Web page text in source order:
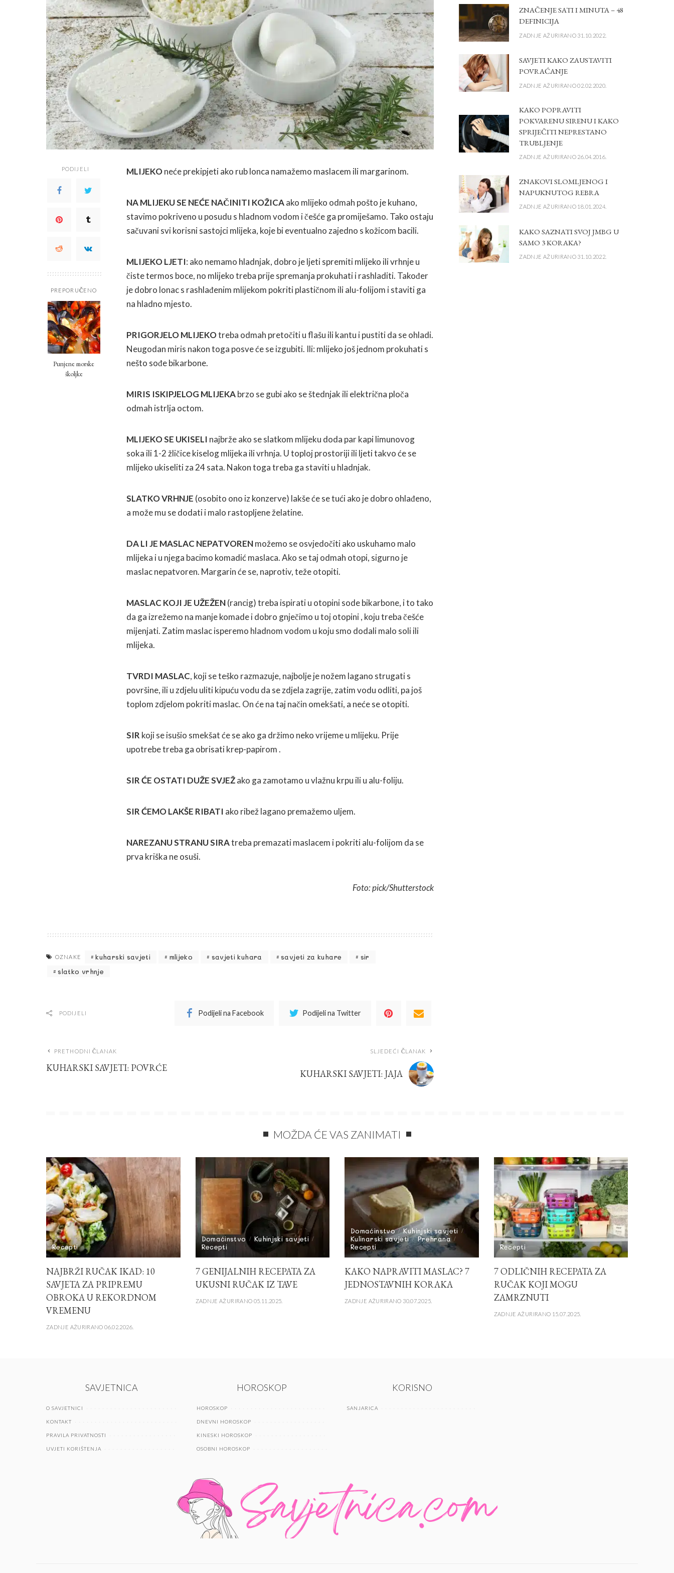
PODIJELI
PREPORUČENO
Punjene morske
školjke
MLIJEKOneće prekipjeti ako rub lonca namažemo maslacem ili margarinom.
NA MLIJEKU SE NEĆE NAČINITI KOŽICAako mlijeko odmah pošto je kuhano,
stavimo pokriveno u posudu s hladnom vodom i češće ga promiješamo. Tako ostaju
sačuvani svi korisni sastojci mlijeka, koje bi eventualno zajedno s kožicom bacili.
MLIJEKO LJETI: ako nemamo hladnjak, dobro je ljeti spremiti mlijeko ili vrhnje u
čiste termos boce, no mlijeko treba prije spremanja prokuhati i rashladiti. Također
je dobro lonac s rashlađenim mlijekom pokriti plastičnom ili alu-folijom i staviti ga
na hladno mjesto.
PRIGORJELO MLIJEKOtreba odmah pretočiti u flašu ili kantu i pustiti da se ohladi.
Neugodan miris nakon toga posve će se izgubiti. Ili: mlijeko još jednom prokuhati s
nešto sođe bikarbone.
MIRIS ISKIPJELOG MLIJEKAbrzo se gubi ako se štednjak ili električna ploča
odmah istrlja octom.
MLIJEKO SE UKISELI najbrže ako se slatkom mlijeku doda par kapi limunovog
soka ili 1-2 žličice kiselog mlijeka ili vrhnja. U toploj prostoriji ili ljeti takvo će se
mlijeko ukiseliti za 24 sata. Nakon toga treba ga staviti u hladnjak.
SLATKO VRHNJE (osobito ono iz konzerve) lakše će se tući ako je dobro ohlađeno,
a može mu se dodati i malo rastopljene želatine.
DA LI JE MASLAC NEPATVORENmožemo se osvjedočiti ako uskuhamo malo
mlijeka i u njega bacimo komadić maslaca. Ako se taj odmah otopi, sigurno je
maslac nepatvoren. Margarin će se, naprotiv, teže otopiti.
MASLAC KOJI JE UŽEŽEN(rancig) treba ispirati u otopini sode bikarbone, i to tako
da ga izrežemo na manje komade i dobro gnječimo u toj otopini , koju treba češće
mijenjati. Zatim maslac isperemo hladnom vodom u koju smo dodali malo soli ili
mlijeka.
TVRDI MASLAC, koji se teško razmazuje, najbolje je nožem lagano strugati s
površine, ili u zdjelu uliti kipuću vodu da se zdjela zagrije, zatim vodu odliti, pa još
toplom zdjelom pokriti maslac. On će na taj način omekšati, a neće se otopiti.
SIR koji se isušio smekšat će se ako ga držimo neko vrijeme u mlijeku. Prije
upotrebe treba ga obrisati krep-papirom .
SIR ĆE OSTATI DUŽE SVJEŽako ga zamotamo u vlažnu krpu ili u alu-foliju.
SIR ĆEMO LAKŠE RIBATI ako ribež lagano premažemo uljem.
NAREZANU STRANU SIRAtreba premazati maslacem i pokriti alu-folijom da se
prva kriška ne osuši.
Foto: pick/Shutterstock
OZNAKE kuharski savjeti mlijeko savjeti kuhara savjeti za kuhare
sir
slatko vrhnje
PODIJELI Podijeli na Facebook Podijeli na Twitter
PRETHODNI ČLANAK
KUHARSKI SAVJETI: POVRĆE
SLJEDEĆI ČLANAK
KUHARSKI SAVJETI: JAJA
ZNAČENJE SATI I MINUTA – 48
DEFINICIJA
ZADNJE AŽURIRANO 31.10.2022.
SAVJETI KAKO ZAUSTAVITI
POVRAĆANJE
ZADNJE AŽURIRANO 02.02.2020.
KAKO POPRAVITI
POKVARENU SIRENU I KAKO
SPRIJEČITI NEPRESTANO
TRUBLJENJE
ZADNJE AŽURIRANO 26.04.2016.
ZNAKOVI SLOMLJENOG I
NAPUKNUTOG REBRA
ZADNJE AŽURIRANO 18.01.2024.
KAKO SAZNATI SVOJ JMBG U
SAMO 3 KORAKA?
ZADNJE AŽURIRANO 31.10.2022.
MOŽDA ĆE VAS ZANIMATI
Recepti
NAJBRŽI RUČAK IKAD: 10
SAVJETA ZA PRIPREMU
OBROKA U REKORDNOM
VREMENU
ZADNJE AŽURIRANO 06.02.2026.
Domaćinstvo
Kuhinjski savjeti
Recepti
7 GENIJALNIH RECEPATA ZA
UKUSNI RUČAK IZ TAVE
ZADNJE AŽURIRANO 05.11.2025.
Domaćinstvo
Kuhinjski savjeti
Kulinarski savjeti
Prehrana
Recepti
KAKO NAPRAVITI MASLAC? 7
JEDNOSTAVNIH KORAKA
ZADNJE AŽURIRANO 30.07.2025.
Recepti
7 ODLIČNIH RECEPATA ZA
RUČAK KOJI MOGU
ZAMRZNUTI
ZADNJE AŽURIRANO 15.07.2025.
SAVJETNICA
O SAVJETNICI
KONTAKT
PRAVILA PRIVATNOSTI
UVJETI KORIŠTENJA
HOROSKOP
HOROSKOP
DNEVNI HOROSKOP
KINESKI HOROSKOP
OSOBNI HOROSKOP
KORISNO
SANJARICA